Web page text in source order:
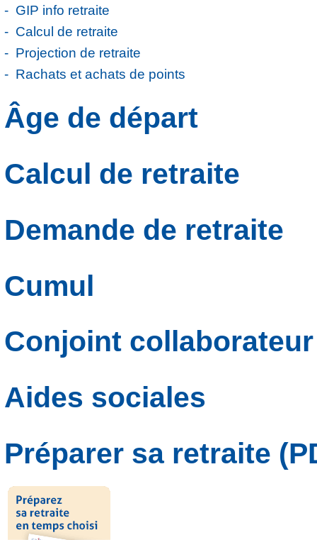
GIP info retraite
Calcul de retraite
Projection de retraite
Rachats et achats de points
Âge de départ
Calcul de retraite
Demande de retraite
Cumul
Conjoint collaborateur
Aides sociales
Préparer sa retraite